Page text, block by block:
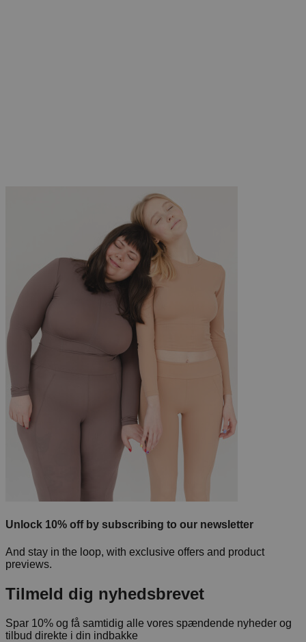
Unlock 10% off by subscribing to our newsletter
And stay in the loop, with exclusive offers and product
previews.
Tilmeld dig nyhedsbrevet
Spar 10% og få samtidig alle vores spændende nyheder og
tilbud direkte i din indbakke